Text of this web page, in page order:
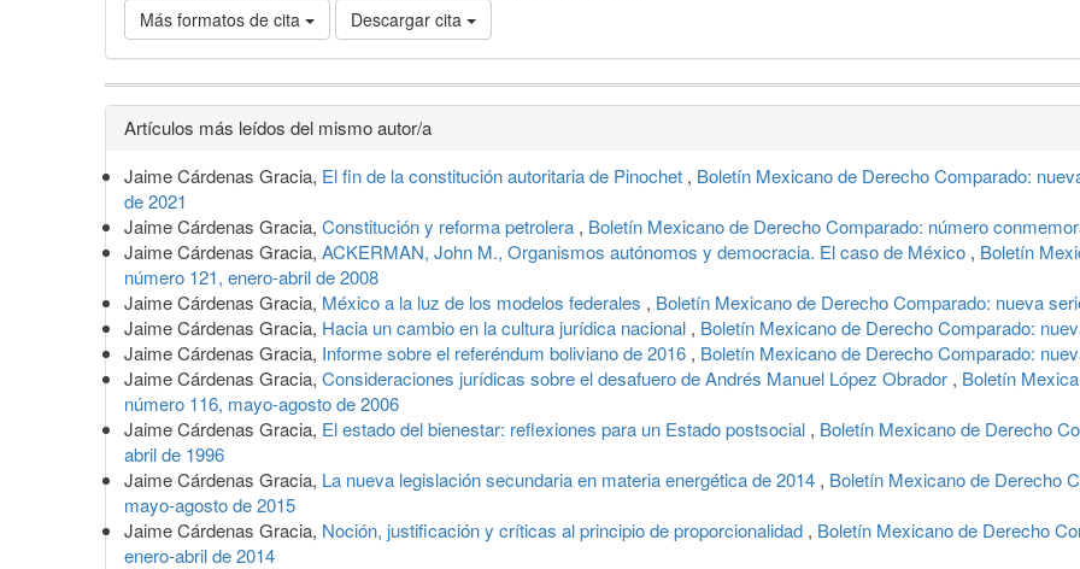
Más formatos de cita Descargar cita
Detalles
del
artículo
Artículos más leídos del mismo autor/a
Jaime Cárdenas Gracia, El fin de la constitución autoritaria de Pinochet , Boletín Mexicano de Derecho Comparado:
de 2021
Jaime Cárdenas Gracia, Constitución y reforma petrolera , Boletín Mexicano de Derecho Comparado: número
Jaime Cárdenas Gracia, ACKERMAN, John M., Organismos autónomos y democracia. El caso de México , Boletín
número 121, enero-abril de 2008
Jaime Cárdenas Gracia, México a la luz de los modelos federales , Boletín Mexicano de Derecho Comparado: nueva
Jaime Cárdenas Gracia, Hacia un cambio en la cultura jurídica nacional , Boletín Mexicano de Derecho Comparado:
Jaime Cárdenas Gracia, Informe sobre el referéndum boliviano de 2016 , Boletín Mexicano de Derecho Comparado:
Jaime Cárdenas Gracia, Consideraciones jurídicas sobre el desafuero de Andrés Manuel López Obrador , Boletín
número 116, mayo-agosto de 2006
Jaime Cárdenas Gracia, El estado del bienestar: reflexiones para un Estado postsocial , Boletín Mexicano de Derecho
abril de 1996
Jaime Cárdenas Gracia, La nueva legislación secundaria en materia energética de 2014 , Boletín Mexicano de Derecho
mayo-agosto de 2015
Jaime Cárdenas Gracia, Noción, justificación y críticas al principio de proporcionalidad , Boletín Mexicano de Derecho
enero-abril de 2014